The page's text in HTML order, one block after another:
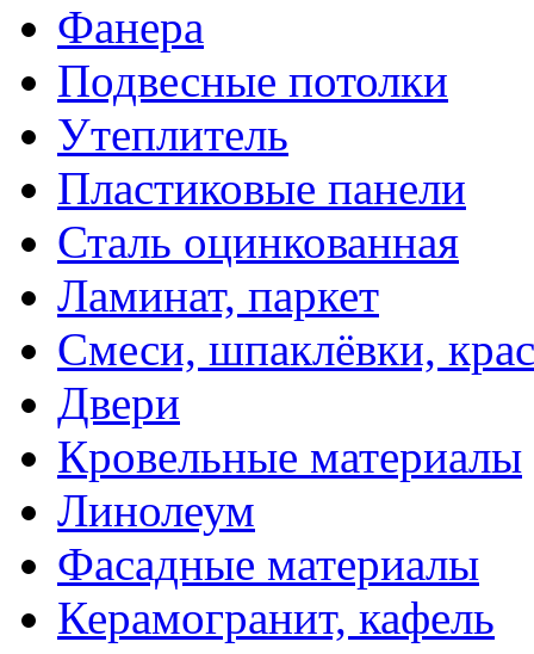
Фанера
Подвесные потолки
Утеплитель
Пластиковые панели
Сталь оцинкованная
Ламинат, паркет
Смеси, шпаклёвки,
Двери
Кровельные материалы
Линолеум
Фасадные материалы
Керамогранит, кафель